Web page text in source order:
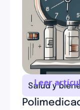
peligrosa. Por
tu médico y
que tomas son
Salud y
Leer